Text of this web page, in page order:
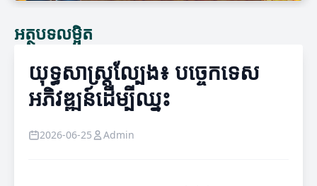
អត្ថបទលម្អិត
យុទ្ធសាស្ត្រល្បែង៖ បច្ចេកទេស
អភិវឌ្ឍន៍ដើម្បីឈ្នះ
2026-06-25 Admin